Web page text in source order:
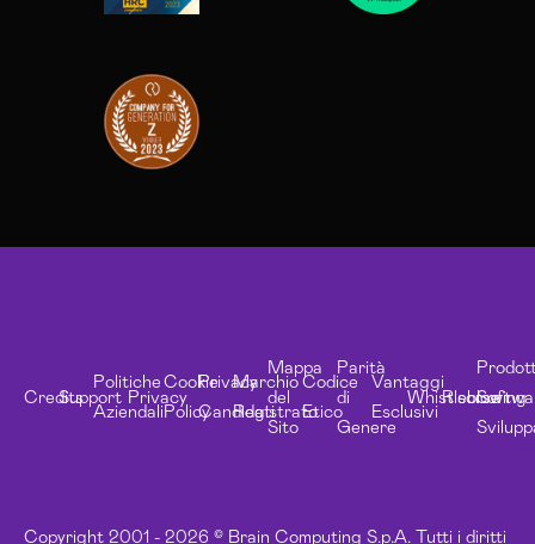
Copyright 2001 - 2026 © Brain Computing S.p.A. Tutti i diritti
CreditsSupport
Politiche
Aziendali
Privacy
Cookie
Policy
Privacy
Candidati
Marchio
Registrato
Mappa
del
Sito
Codice
Etico
Parità
di
Genere
Vantaggi
Esclusivi
Whistleblowing
Risorse